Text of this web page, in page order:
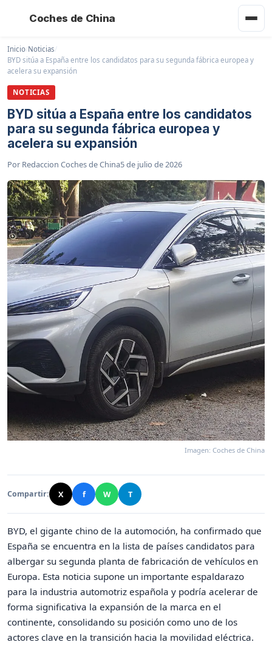
Coches de China
Inicio/Noticias/
BYD sitúa a España entre los candidatos para su segunda fábrica europea y
acelera su expansión
NOTICIAS
BYD sitúa a España entre los candidatos
para su segunda fábrica europea y
acelera su expansión
Por Redaccion Coches de China5 de julio de 2026
Imagen: Coches de China
Compartir: X f W T
BYD, el gigante chino de la automoción, ha confirmado que
España se encuentra en la lista de países candidatos para
albergar su segunda planta de fabricación de vehículos en
Europa. Esta noticia supone un importante espaldarazo
para la industria automotriz española y podría acelerar de
forma significativa la expansión de la marca en el
continente, consolidando su posición como uno de los
actores clave en la transición hacia la movilidad eléctrica.